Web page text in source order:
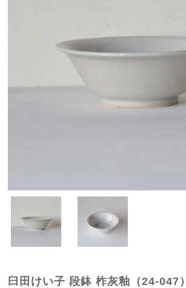
臼田けい子 段鉢 柞灰釉（24-047）